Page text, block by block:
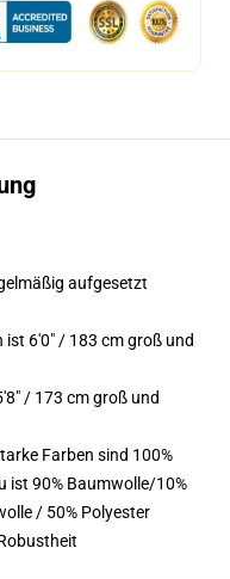
aufgesetzt
ist 6'0" / 183 cm groß und
/ 173 cm groß und
Farben sind 100%
ist 90% Baumwolle/10%
/ 50% Polyester